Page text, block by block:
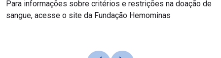
Para informações sobre critérios e restrições na doação de
sangue, acesse o site da Fundação Hemominas